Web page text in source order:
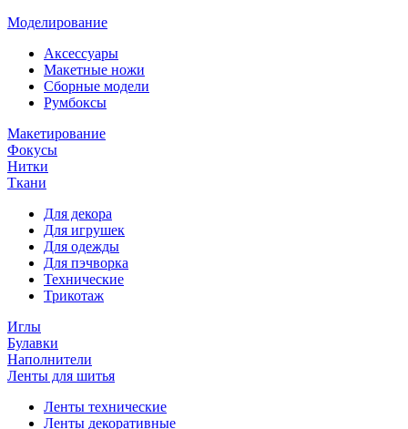
Моделирование
Аксессуары
Макетные ножи
Сборные модели
Румбоксы
Макетирование
Фокусы
Нитки
Ткани
Для декора
Для игрушек
Для одежды
Для пэчворка
Технические
Трикотаж
Иглы
Булавки
Наполнители
Ленты для шитья
Ленты технические
Ленты декоративные